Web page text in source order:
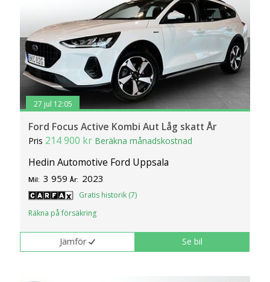
27 jul 12:05
Ford Focus Active Kombi Aut Låg skatt År
Pris 214 900 kr Beräkna månadskostnad
Hedin Automotive Ford Uppsala
Mil: 3 959 År: 2023
Gratis historik (7)
Räkna på försäkring
Jämför Se bil